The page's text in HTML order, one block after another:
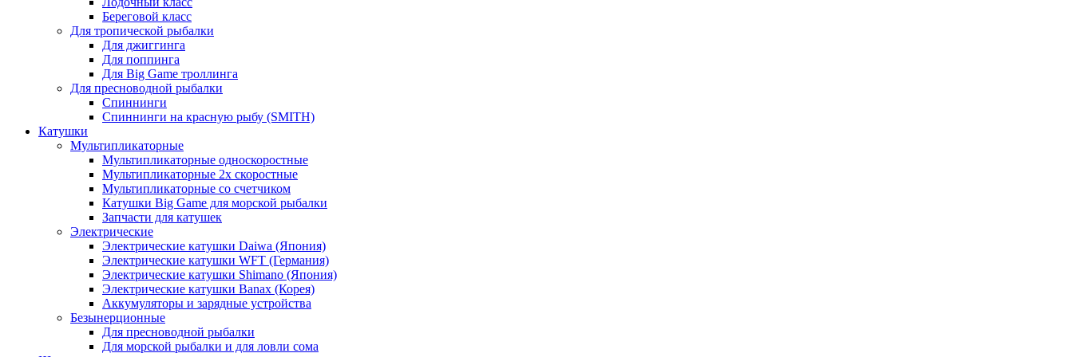
Береговой класс
Для тропической рыбалки
Для джиггинга
Для поппинга
Для Big Game троллинга
Для пресноводной рыбалки
Спиннинги
Спиннинги на красную рыбу (SMITH)
Катушки
Мультипликаторные
Мультипликаторные односкоростные
Мультипликаторные 2х скоростные
Мультипликаторные со счетчиком
Катушки Big Game для морской рыбалки
Запчасти для катушек
Электрические
Электрические катушки Daiwa (Япония)
Электрические катушки WFT (Германия)
Электрические катушки Shimano (Япония)
Электрические катушки Banax (Корея)
Аккумуляторы и зарядные устройства
Безынерционные
Для пресноводной рыбалки
Для морской рыбалки и для ловли сома